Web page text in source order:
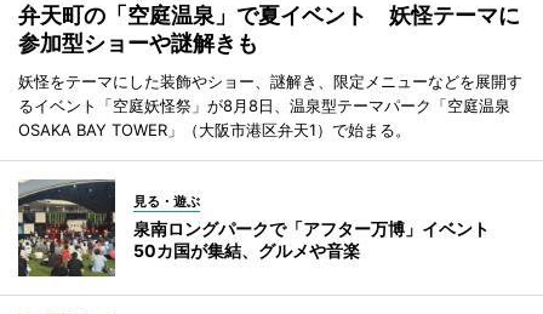
弁天町の「空庭温泉」で夏イベント 妖怪テーマに
参加型ショーや謎解きも
妖怪をテーマにした装飾やショー、謎解き、限定メニューなどを展開す
るイベント「空庭妖怪祭」が8月8日、温泉型テーマパーク「空庭温泉
OSAKA BAY TOWER」（大阪市港区弁天1）で始まる。
見る・遊ぶ
泉南ロングパークで「アフター万博」イベント
50カ国が集結、グルメや音楽